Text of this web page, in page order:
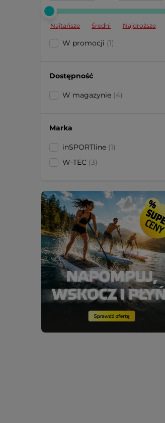
Najtańsze Średni Najdroższe
W promocji (1)
Dostępność
W magazynie (4)
Marka
inSPORTline (1)
W-TEC (3)